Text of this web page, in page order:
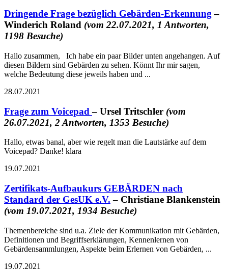
Dringende Frage bezüglich Gebärden-Erkennung –
Winderich Roland (vom 22.07.2021, 1 Antworten,
1198 Besuche)
Hallo zusammen, Ich habe ein paar Bilder unten angehangen. Auf
diesen Bildern sind Gebärden zu sehen. Könnt Ihr mir sagen,
welche Bedeutung diese jeweils haben und ...
28.07.2021
Frage zum Voicepad– Ursel Tritschler (vom
26.07.2021, 2 Antworten, 1353 Besuche)
Hallo, etwas banal, aber wie regelt man die Lautstärke auf dem
Voicepad? Danke! klara
19.07.2021
Zertifikats-Aufbaukurs GEBÄRDEN nach
Standard der GesUK e.V. – Christiane Blankenstein
(vom 19.07.2021, 1934 Besuche)
Themenbereiche sind u.a. Ziele der Kommunikation mit Gebärden,
Definitionen und Begriffserklärungen, Kennenlernen von
Gebärdensammlungen, Aspekte beim Erlernen von Gebärden, ...
19.07.2021